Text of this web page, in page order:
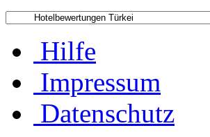
Hilfe
Impressum
Datenschutz